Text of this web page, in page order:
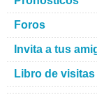
Foros
Invita a tus
Libro de visitas